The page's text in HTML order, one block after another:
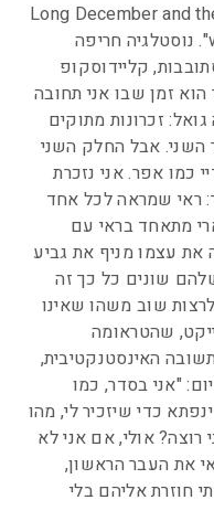
"Long December and
winter will be better than the last". נוסטלגיה חריפה
קליידוסקופ
זמן שבו אני תחובה
זכרונות מתוקים
השני. אבל החלק השני
כמו אפר. אני נזכרת
ראי שמראה לכל אחד
מתאחד בראי עם
את עצמו מניף את גביע
שונים כל כך זה
שוב משהו שאינו
שהטראומה
האינסטנקטיבית,
"אני בסדר, כמו
כדי שיזכיר לי, מהו
אולי, אם אני לא
את העבר הראשון,
חוזרת אליהם בלי